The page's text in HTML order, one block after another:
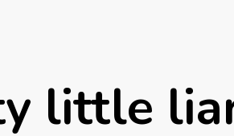
little